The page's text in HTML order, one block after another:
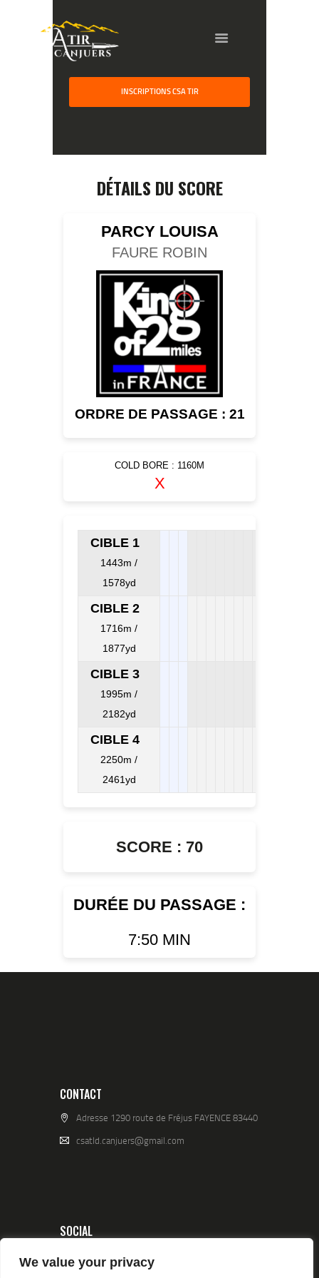
We value your privacy
INSCRIPTIONS CSA TIR
GALLERY
COMPETITION
TEAM CANJUERS
DÉTAILS DU SCORE
PARCY LOUISA
FAURE ROBIN
ORDRE DE PASSAGE : 21
COLD BORE : 1160M
X
CIBLE 1
1443m /
1578yd
CIBLE 2
1716m /
1877yd
CIBLE 3
1995m /
2182yd
CIBLE 4
2250m /
2461yd
SCORE : 70
DURÉE DU PASSAGE :
7:50 MIN
CONTACT
Adresse 1290 route de Fréjus FAYENCE 83440
csatld.canjuers@gmail.com
SOCIAL